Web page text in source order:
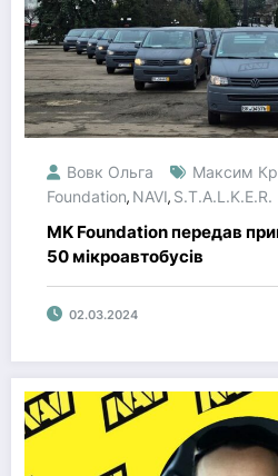
Вовк Ольга Максим
Foundation, NAVI, S.T.A.L.K.E.R.
MK Foundation передав
50 мікроавтобусів
02.03.2024